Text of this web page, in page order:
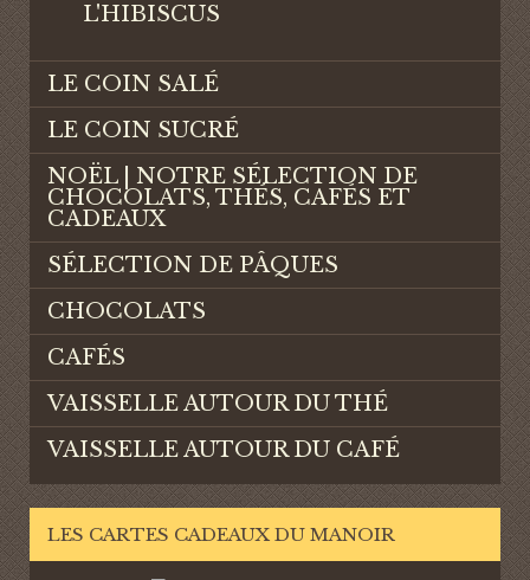
L'HIBISCUS
LE COIN SALÉ
LE COIN SUCRÉ
NOËL | NOTRE SÉLECTION DE
CHOCOLATS, THÉS, CAFÉS ET
CADEAUX
SÉLECTION DE PÂQUES
CHOCOLATS
CAFÉS
VAISSELLE AUTOUR DU THÉ
VAISSELLE AUTOUR DU CAFÉ
LES CARTES CADEAUX DU MANOIR